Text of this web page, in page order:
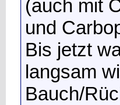
(auch mit
und
Bis jetzt
langsam
Bauch/